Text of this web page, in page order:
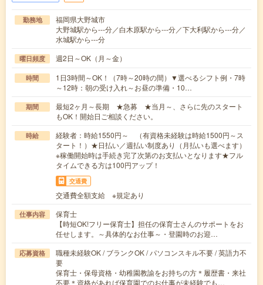
勤務地
福岡県大野城市
大野城駅から---分／白木原駅から---分／下大利駅から---分／
水城駅から---分
曜日頻度 週2日～OK（月～金）
時間
1日3時間～OK！（7時～20時の間）▼選べるシフト例・7時
～12時：朝の受け入れ～お昼の準備・10…
期間
最短2ヶ月～長期 ★急募 ★当月～、さらに先のスタート
もOK！開始日ご相談ください。
時給
経験者：時給1550円～ （有資格未経験は時給1500円～ス
タート！）★日払い／週払い制度あり（月払いも選べます）
※稼働開始時は手続き完了次第のお支払いとなります★フル
タイムできる方は100円アップ！
交通費
交通費全額支給 ※規定あり
仕事内容
保育士
【時短OK!フリー保育士】担任の保育士さんのサポートをお
任せします。～具体的なお仕事～・登園時のお迎…
応募資格
職種未経験OK / ブランクOK / パソコンスキル不要 / 英語力不
要
保育士・保母資格・幼稚園教諭をお持ちの方＊履歴書・来社
不要＊資格があれば保育園でのお仕事が未経験でも…